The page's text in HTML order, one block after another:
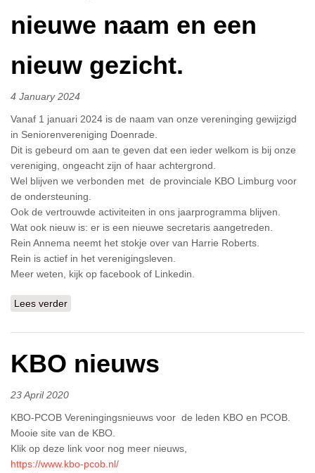
nieuwe naam en een
nieuw gezicht.
4 January 2024
Vanaf 1 januari 2024 is de naam van onze vereninging gewijzigd
in Seniorenvereniging Doenrade.
Dit is gebeurd om aan te geven dat een ieder welkom is bij onze
vereniging, ongeacht zijn of haar achtergrond.
Wel blijven we verbonden met de provinciale KBO Limburg voor
de ondersteuning.
Ook de vertrouwde activiteiten in ons jaarprogramma blijven.
Wat ook nieuw is: er is een nieuwe secretaris aangetreden.
Rein Annema neemt het stokje over van Harrie Roberts.
Rein is actief in het verenigingsleven.
Meer weten, kijk op facebook of Linkedin.
Lees verder
KBO nieuws
23 April 2020
KBO-PCOB Vereningingsnieuws voor de leden KBO en PCOB.
Mooie site van de KBO.
Klik op deze link voor nog meer nieuws,
https://www.kbo-pcob.nl/